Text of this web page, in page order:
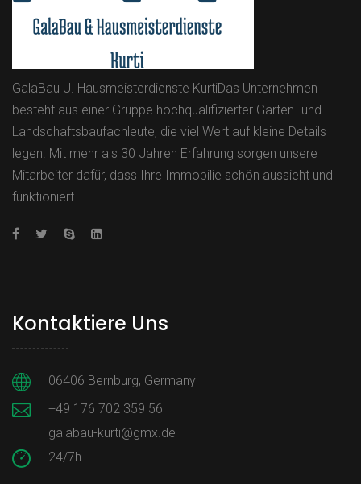
GalaBau U. Hausmeisterdienste KurtiDas Unternehmen
besteht aus einer Gruppe hochqualifizierter Garten- und
Landschaftsbaufachleute, die viel Wert auf kleine Details
legen. Mit mehr als 30 Jahren Erfahrung sorgen unsere
Mitarbeiter dafür, dass Ihre Immobilie schön aussieht und
funktioniert.
Kontaktiere Uns
06406 Bernburg, Germany
+49 176 702 359 56
galabau-kurti@gmx.de
24/7h